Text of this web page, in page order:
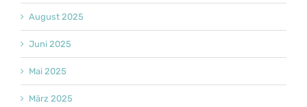
August 2025
Juni 2025
Mai 2025
März 2025